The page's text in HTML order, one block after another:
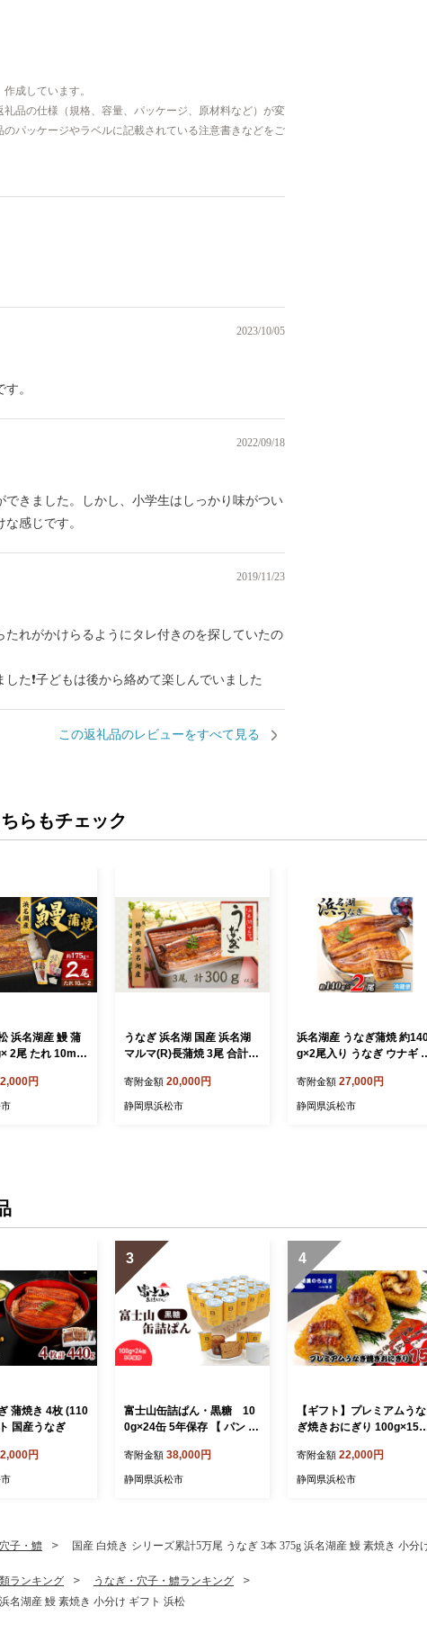
成しています。
品の仕様（規格、容量、パッケージ、原材料など）が変
パッケージやラベルに記載されている注意書きなどをご
2023/10/05
。
2022/09/18
きました。しかし、小学生はしっかり味がつい
感じです。
2019/11/23
れがかけらるようにタレ付きのを探していたの
た❗子どもは後から絡めて楽しんでいました
この返礼品のレビューをすべて見る
らもチェック
浜名湖産 鰻 蒲
2尾 たれ 10ml×
産うなぎ 浜松
湖うなぎ 国産
円
うなぎ 浜名湖 国産 浜名湖
マルマ(R)長蒲焼 3尾 合計30
うなぎ蒲焼 浜名湖産 国産う
なぎ 惣菜 ギフト 贈答 土用
寄附金額 20,000円
静岡県浜松市
浜名湖産 うなぎ蒲焼 約
g×2尾入り うなぎ ウナギ
とろける ふっくら 香ばしい
旨味 肉厚 自家製たれ 二度
寄附金額 27,000円
静岡県浜松市
蒲焼き 4枚 (110
国産うなぎ
円
3
富士山缶詰ぱん・黒糖 10
0g×24缶 5年保存 【 パン 保
防災グッズ 防災 防災用品
レジャー アウトドア キャン
寄附金額 38,000円
静岡県浜松市
4
【ギフト】プレミアムうな
ぎ焼きおにぎり 100g×15
タント 簡単調理
寄附金額 22,000円
静岡県浜松市
子・鱧 国産 白焼き シリーズ累計5万尾 うなぎ 3本 375g 浜名湖産 鰻 素焼き 小分
ランキング
うなぎ・穴子・鱧ランキング
名湖産 鰻 素焼き 小分け ギフト 浜松